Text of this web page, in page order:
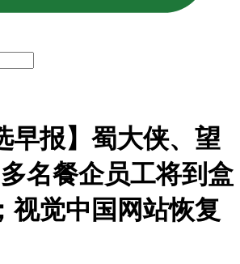
早报】蜀大侠、望
名餐企员工将到盒
视觉中国网站恢复